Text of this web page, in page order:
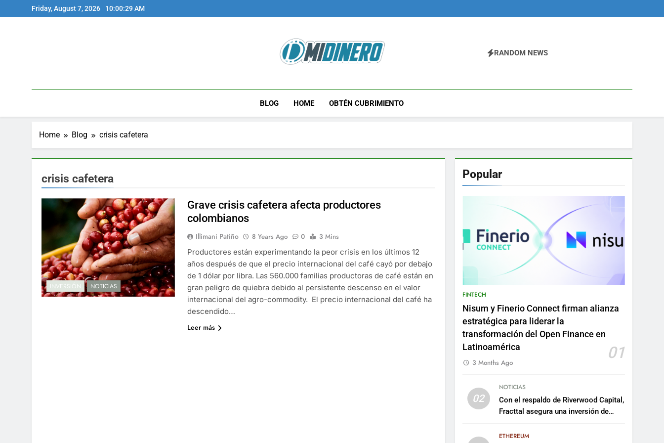
to
Friday, August 7, 2026 10:00:29 AM
Midinero.co
RANDOM NEWS
BLOG HOME OBTÉN CUBRIMIENTO
Home Blog crisis cafetera
crisis cafetera
INVERSIÓN NOTICIAS
Grave crisis cafetera afecta productores
colombianos
Illimani Patiño 8 Years Ago 0
3 Mins
Productores están experimentando la peor crisis en los últimos 12
años después de que el precio internacional del café cayó por debajo
de 1 dólar por libra. Las 560.000 familias productoras de café están en
gran peligro de quiebra debido al persistente descenso en el valor
internacional del agro-commodity. El precio internacional del café ha
descendido…
Leer más
Popular
FINTECH
Nisum y Finerio Connect firman alianza
estratégica para liderar la
transformación del Open Finance en
Latinoamérica
01
3 Months Ago
02
NOTICIAS
Con el respaldo de Riverwood Capital,
Fracttal asegura una inversión de
plataforma
ETHEREUM